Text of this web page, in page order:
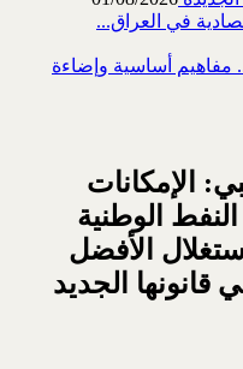
في العراق...
مفاهيم أساسية وإضاءة
الإمكانات
الوطنية
الأفضل
قانونها الجديد